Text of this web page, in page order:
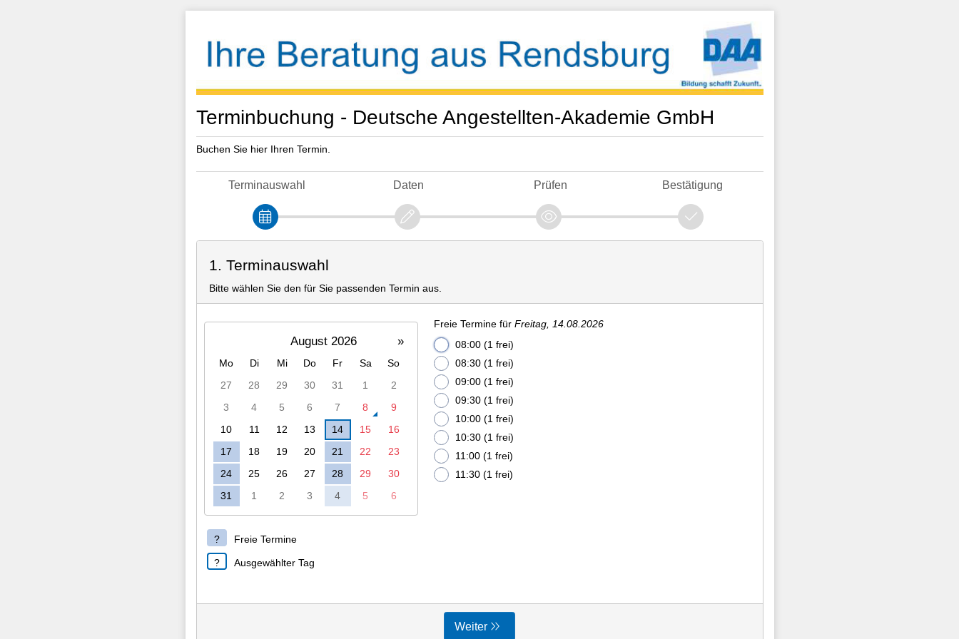
Terminbuchung - Deutsche Angestellten-Akademie GmbH
Buchen Sie hier Ihren Termin.
Terminauswahl Daten Prüfen Bestätigung
1. Terminauswahl
Bitte wählen Sie den für Sie passenden Termin aus.
August 2026 »
Mo Di Mi Do Fr Sa
So
27
28 29 30 31 1
2
3
4 5 6 7 8
9
10
11 12 13 14 15
16
17
18 19 20 21 22
23
24
25 26 27 28 29
30
31
1 2 3 4 5 6
Freie Termine
Ausgewählter Tag
Freie Termine fürFreitag, 14.08.2026
08:00 (1 frei)
08:30 (1 frei)
09:00 (1 frei)
09:30 (1 frei)
10:00 (1 frei)
10:30 (1 frei)
11:00 (1 frei)
11:30 (1 frei)
Weiter